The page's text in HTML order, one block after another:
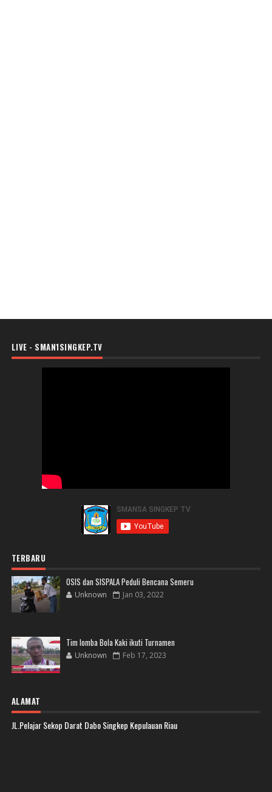
LIVE - SMAN1SINGKEP.TV
TERBARU
OSIS dan SISPALA Peduli Bencana Semeru
Unknown Jan 03, 2022
Tim lomba Bola Kaki ikuti Turnamen
Unknown Feb 17, 2023
ALAMAT
JL.Pelajar Sekop Darat Dabo Singkep Kepulauan Riau